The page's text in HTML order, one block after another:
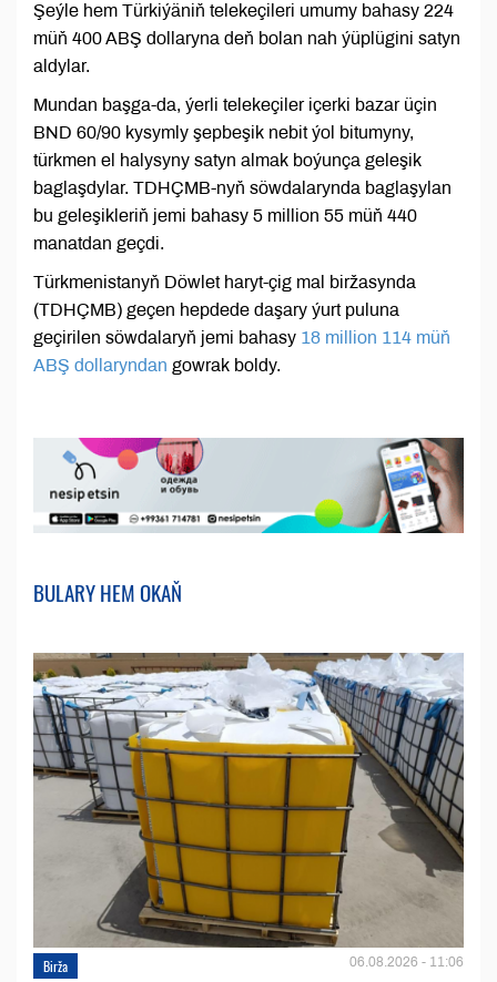
Şeýle hem Türkiýäniň telekeçileri umumy bahasy 224
müň 400 ABŞ dollaryna deň bolan nah ýüplügini satyn
aldylar.
Mundan başga-da, ýerli telekeçiler içerki bazar üçin
BND 60/90 kysymly şepbeşik nebit ýol bitumyny,
türkmen el halysyny satyn almak boýunça geleşik
baglaşdylar. TDHÇMB-nyň söwdalarynda baglaşylan
bu geleşikleriň jemi bahasy 5 million 55 müň 440
manatdan geçdi.
Türkmenistanyň Döwlet haryt-çig mal biržasynda
(TDHÇMB) geçen hepdede daşary ýurt puluna
geçirilen söwdalaryň jemi bahasy 18 million 114 müň
ABŞ dollaryndan gowrak boldy.
BULARY HEM OKAŇ
Birža 06.08.2026 - 11:06